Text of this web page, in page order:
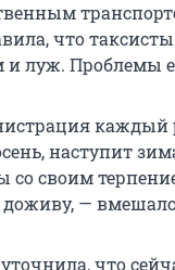
что
и луж. Проблемы
каждый
наступит
со своим
—
что